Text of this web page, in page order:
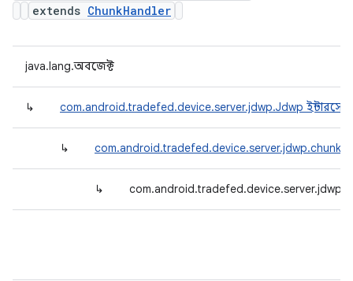
extends ChunkHandler
java.lang.অবজেক্ট
↳ com.android.tradefed.device.server.jdwp.Jdwp
↳
↳